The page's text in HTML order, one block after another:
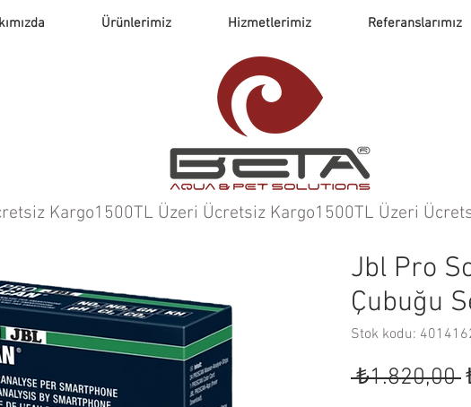
Ürünlerimiz Hizmetlerimiz Referanslarımız
Kargo
Jbl Pro
Çubuğu
Stok kodu:
₺1.820,00